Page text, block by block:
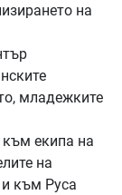
на
младежките
към екипа на
на
и към Руса